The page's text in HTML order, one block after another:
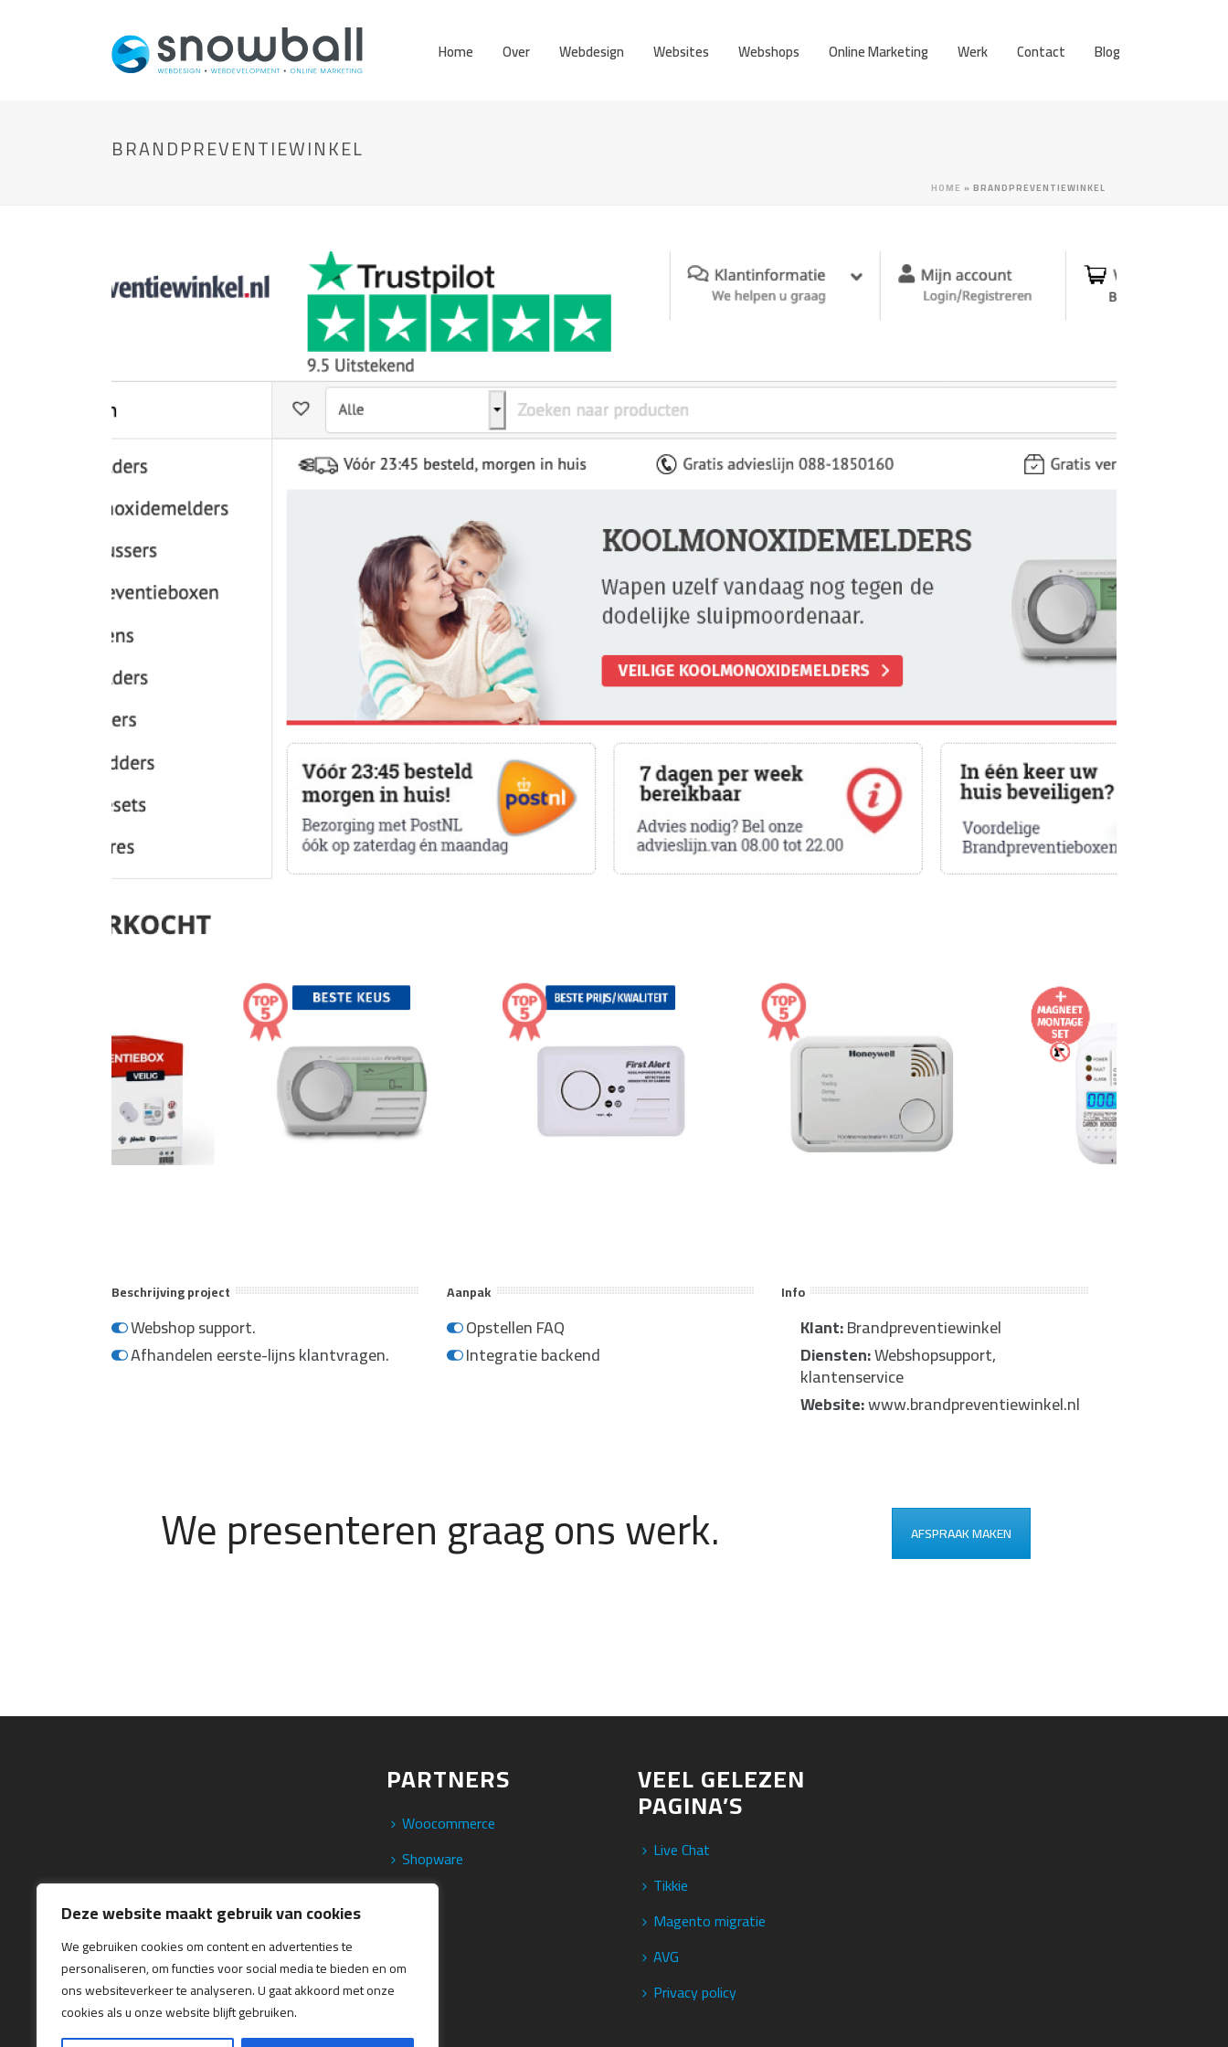
Deze website maakt gebruik van cookies
We gebruiken cookies om content en advertenties te
personaliseren, om functies voor social media te bieden en om
ons websiteverkeer te analyseren. U gaat akkoord met onze
cookies als u onze website blijft gebruiken.
Home Over Webdesign Websites Webshops Online Marketing Werk Contact Blog
BRANDPREVENTIEWINKEL
HOME » BRANDPREVENTIEWINKEL
Beschrijving project
Webshop support.
Afhandelen eerste-lijns klantvragen.
Aanpak
Opstellen FAQ
Integratie backend
Info
Klant:Brandpreventiewinkel
Diensten:Webshopsupport,
klantenservice
Website:www.brandpreventiewinkel.nl
We presenteren graag ons werk. AFSPRAAK MAKEN
PARTNERS
Woocommerce
Shopware
Tikkie
VEEL GELEZEN
PAGINA’S
Live Chat
Tikkie
Magento migratie
AVG
Privacy policy